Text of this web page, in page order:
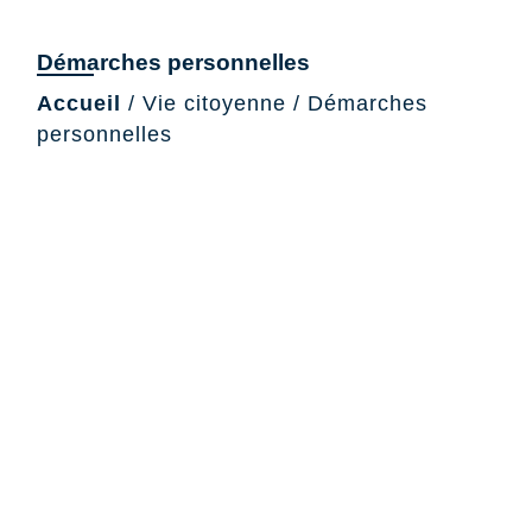
Démarches personnelles
Accueil / Vie citoyenne / Démarches
personnelles